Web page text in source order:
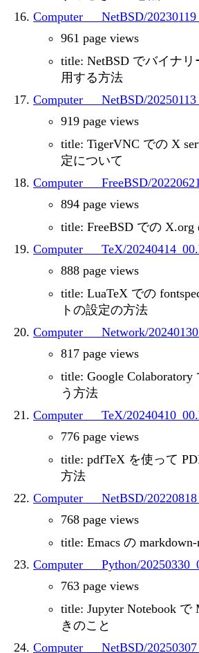
Computer___NetBSD/
961 page views
title: NetBSD でバイナリ
用する方法
Computer___NetBSD/
919 page views
title: TigerVNC での X
定について
Computer___FreeBSD/
894 page views
title: FreeBSD での
Computer___TeX/
888 page views
title: LuaTeX での
トの設定の方法
Computer___Network/
817 page views
title: Google Colaboratory
う方法
Computer___TeX/
776 page views
title: pdfTeX を使って
方法
Computer___NetBSD/
768 page views
title: Emacs の
Computer___Python/
763 page views
title: Jupyter Notebook で
きのこと
Computer___NetBSD/